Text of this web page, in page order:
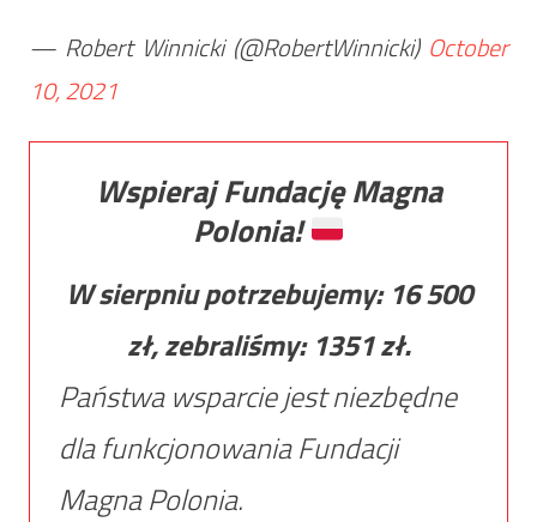
— Robert Winnicki (@RobertWinnicki) October
10, 2021
Wspieraj Fundację Magna
Polonia!
W sierpniu potrzebujemy: 16 500
zł, zebraliśmy: 1351zł.
Państwa wsparcie jest niezbędne
dla funkcjonowania Fundacji
Magna Polonia.